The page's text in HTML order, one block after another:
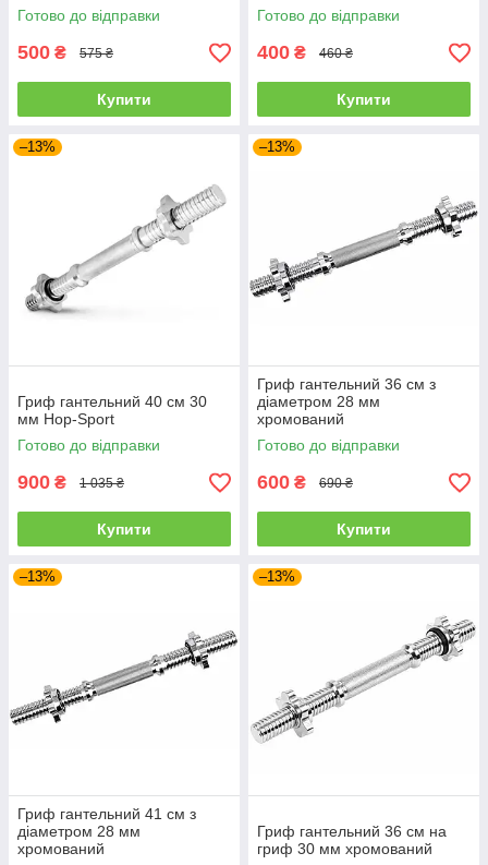
Готово до відправки
500 ₴ 575 ₴
Купити
Готово до відправки
400 ₴ 460 ₴
Купити
–13%
Гриф гантельний 40 см 30
мм Hop-Sport
Готово до відправки
900 ₴ 1 035 ₴
Купити
–13%
Гриф гантельний 36 см з
діаметром 28 мм
хромований
Готово до відправки
600 ₴ 690 ₴
Купити
–13%
Гриф гантельний 41 см з
діаметром 28 мм
хромований
–13%
Гриф гантельний 36 см на
гриф 30 мм хромований